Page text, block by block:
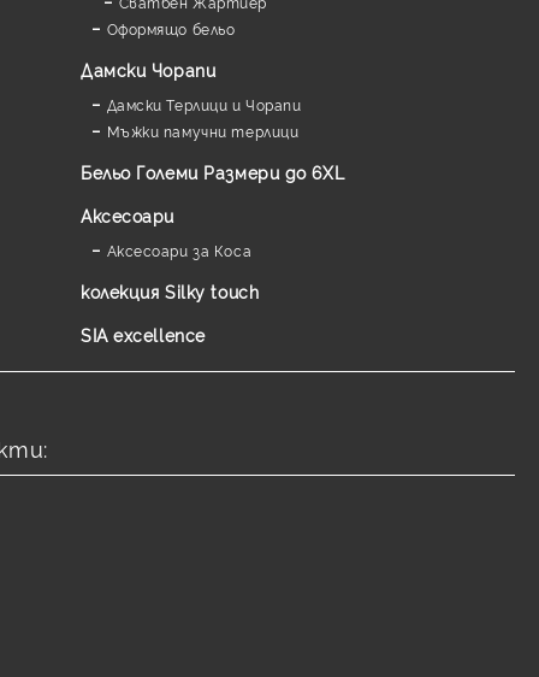
Оформящо бельо
Дамски Чорапи
Дамски Терлици и Чорапи
Мъжки памучни терлици
Бельо Големи Размери до 6XL
Аксесоари
Аксесоари за Коса
колекция Silky touch
SIA excellence